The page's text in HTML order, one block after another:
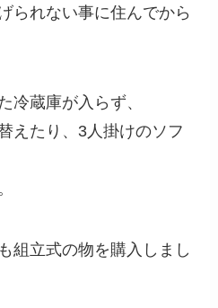
られない事に住んでから
冷蔵庫が入らず、
えたり、3人掛けのソフ
組立式の物を購入しまし